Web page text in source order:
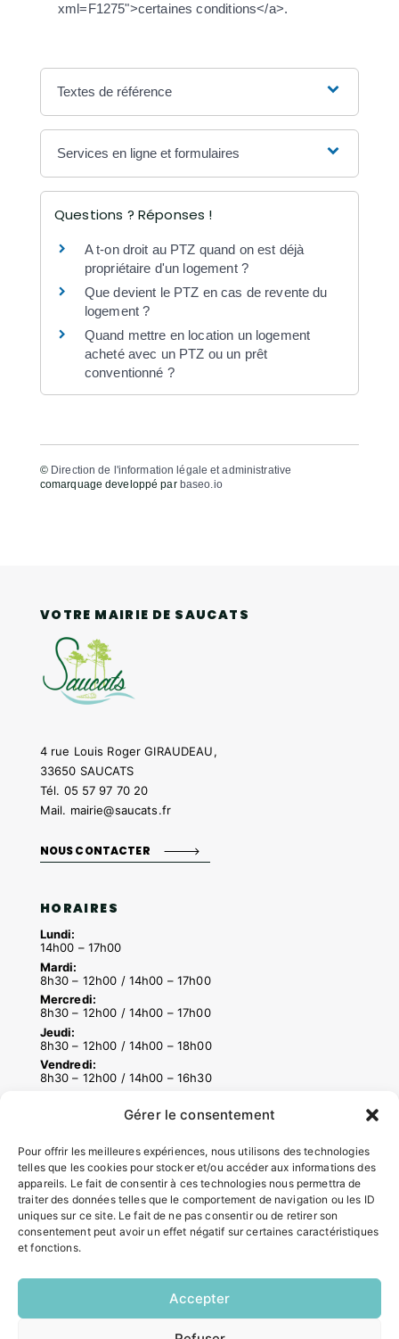
Gérer le consentement
Pour offrir les meilleures expériences, nous utilisons des technologies
telles que les cookies pour stocker et/ou accéder aux informations des
appareils. Le fait de consentir à ces technologies nous permettra de
traiter des données telles que le comportement de navigation ou les ID
uniques sur ce site. Le fait de ne pas consentir ou de retirer son
consentement peut avoir un effet négatif sur certaines caractéristiques
et fonctions.
Accepter
xml=F1275">certaines conditions</a>.
Textes de référence
Services en ligne et formulaires
Questions ? Réponses !
A t-on droit au PTZ quand on est déjà
propriétaire d'un logement ?
Que devient le PTZ en cas de revente du
logement ?
Quand mettre en location un logement
acheté avec un PTZ ou un prêt
conventionné ?
© Direction de l'information légale et administrative
comarquage developpé par baseo.io
VOTRE MAIRIE DE SAUCATS
4 rue Louis Roger GIRAUDEAU,
33650 SAUCATS
Tél. 05 57 97 70 20
Mail. mairie@saucats.fr
NOUS CONTACTER
HORAIRES
Lundi:
14h00 – 17h00
Mardi:
8h30 – 12h00 / 14h00 – 17h00
Mercredi:
8h30 – 12h00 / 14h00 – 17h00
Jeudi:
8h30 – 12h00 / 14h00 – 18h00
Vendredi:
8h30 – 12h00 / 14h00 – 16h30
Contacter la mairie
Pôle santé
Le Saucatais
Formalités administratives
Restauration scolaire
INFORMATIONS LÉGALES